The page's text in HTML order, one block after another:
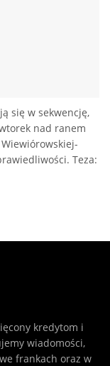
się w sekwencję,
nad ranem
Teza:
kredytom i
wiadomości,
frankach oraz w